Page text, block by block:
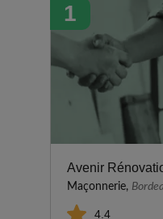
1
Avenir
Maçonnerie,
4.4